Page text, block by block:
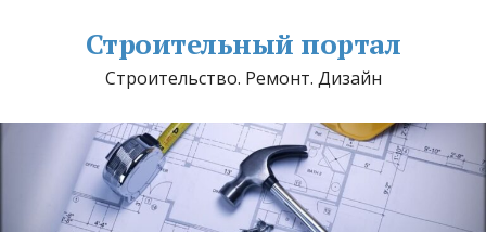
Строительный портал
Строительство. Ремонт. Дизайн